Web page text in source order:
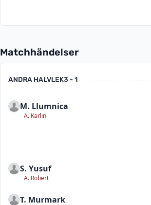
Matchhändelser
ANDRA HALVLEK3 - 1
M. Llumnica
A. Karlin
S. Yusuf
A. Robert
T. Murmark